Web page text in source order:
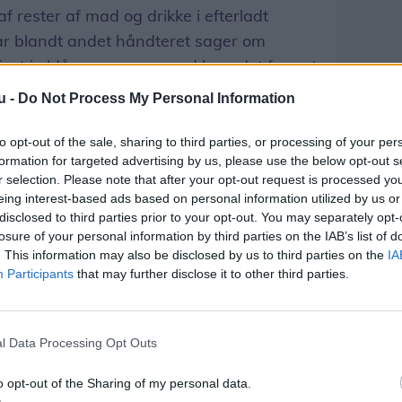
- Do Not Process My Personal Information
opt-out of the sale, sharing to third parties, or processing of your
for targeted advertising by us, please use the below opt-out
selection. Please note that after your opt-out request is processed
interest-based ads based on personal information utilized by us
to third parties prior to your opt-out. You may separately
of your personal information by third parties on the IAB’s list of
This information may also be disclosed by us to third parties on the
Participants that may further disclose it to other third parties.
Data Processing Opt Outs
opt-out of the Sharing of my personal data.
rester af mad og drikke i efterladt
blandt andet håndteret sager om
i øldåser og ræve med hovedet fanget
i Dyrenes Beskyttelse en død
klemt fast mellem tænderne. Ræven var
søde rester i dåsen, men kunne ikke
er makaber, er den langt fra
på et problem, vi ser igen og igen. Dyr
med rester af mad eller drikke,
kan hurtigt udvikle sig til en
Nielsen.